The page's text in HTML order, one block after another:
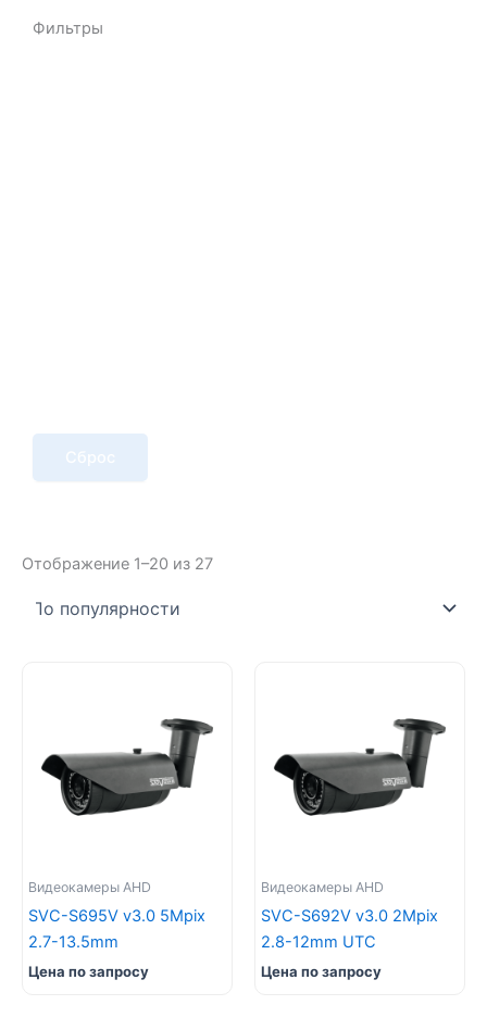
Фильтры
Сброс
Отображение 1–20 из 27Сортировка:
Видеокамеры AHD
SVC-S695V v3.0 5Mpix
2.7-13.5mm
Цена по запросу
Видеокамеры AHD
SVC-S692V v3.0 2Mpix
2.8-12mm UTC
Цена по запросу